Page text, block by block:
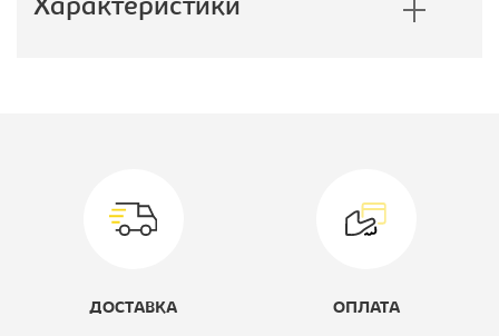
Характеристики
мебели: кровать
шкаф 4-х
ДОСТАВКА ОПЛАТА